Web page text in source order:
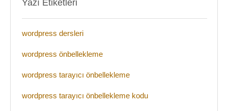
Yazı Etiketleri
wordpress dersleri
wordpress önbellekleme
wordpress tarayıcı önbellekleme
wordpress tarayıcı önbellekleme kodu